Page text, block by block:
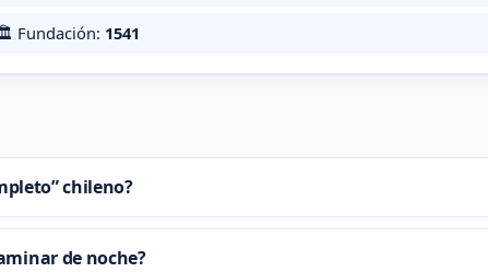
Fundación: 1541
chileno?
de noche?